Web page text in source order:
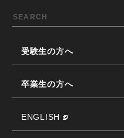
受験生の方へ
卒業生の方へ
ENGLISH